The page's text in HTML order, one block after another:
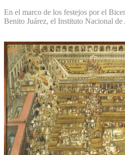
En el marco de los festejos por el
Benito Juárez, el Instituto Nacional